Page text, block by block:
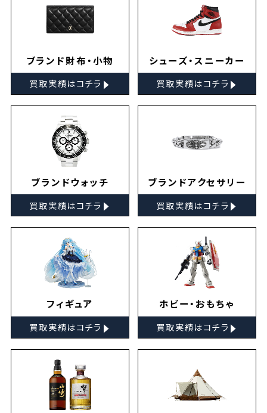
ブランド財布・小物
買取実績はコチラ ▸
シューズ・スニーカー
買取実績はコチラ ▸
ブランドウォッチ
買取実績はコチラ ▸
ブランドアクセサリー
買取実績はコチラ ▸
フィギュア
買取実績はコチラ ▸
ホビー・おもちゃ
買取実績はコチラ ▸